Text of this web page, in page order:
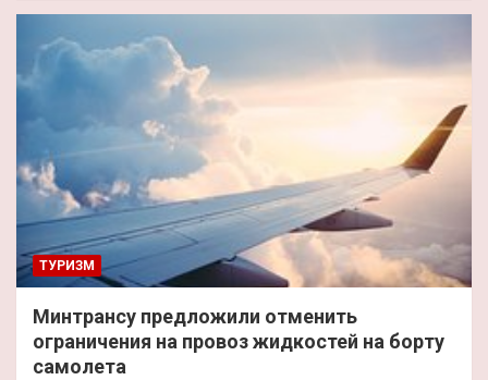
ТУРИЗМ
Минтрансу предложили отменить
ограничения на провоз жидкостей на борту
самолета